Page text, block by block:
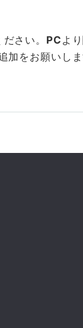
さい。 PC よ
加をお願いし